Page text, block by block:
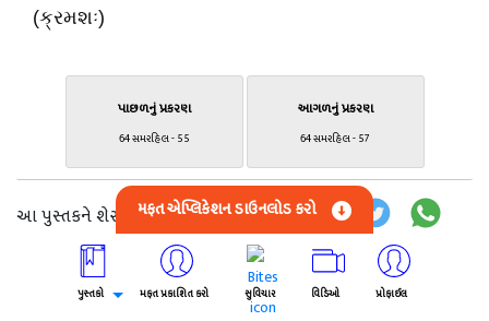
(ક્રમશઃ)
પાછળનું પ્રકરણ
64 સમરહિલ - 55
આગળનું પ્રકરણ
64 સમરહિલ - 57
આ પુસ્તકને શેર કરો:
લેખક વિશે અનુસરો
મફત એપ્લિકેશન ડાઉનલોડ કરો
પુસ્તકો મફત પ્રકાશિત કરો સુવિચાર વિડિઓ પ્રોફાઈલ